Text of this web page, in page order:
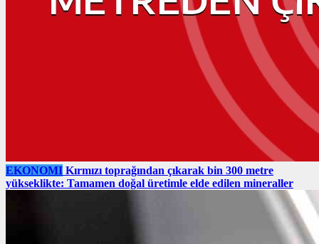
EKONOMI Kırmızı toprağından çıkarak bin 300 metre
yükseklikte: Tamamen doğal üretimle elde edilen mineraller